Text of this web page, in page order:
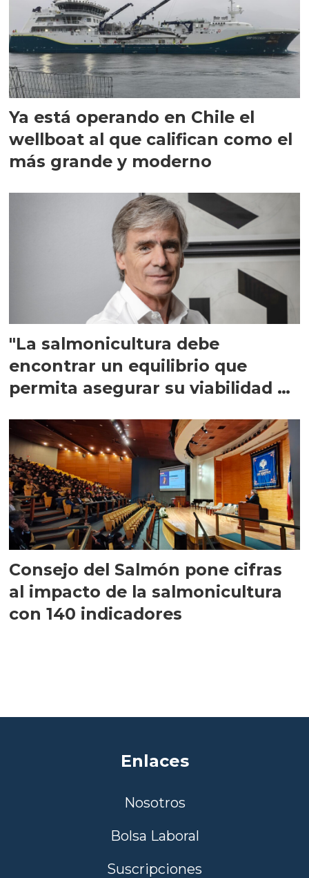
Ya está operando en Chile el
wellboat al que califican como el
más grande y moderno
"La salmonicultura debe
encontrar un equilibrio que
permita asegurar su viabilidad de
Consejo del Salmón pone cifras
al impacto de la salmonicultura
con 140 indicadores
Enlaces
Nosotros
Bolsa Laboral
Suscripciones